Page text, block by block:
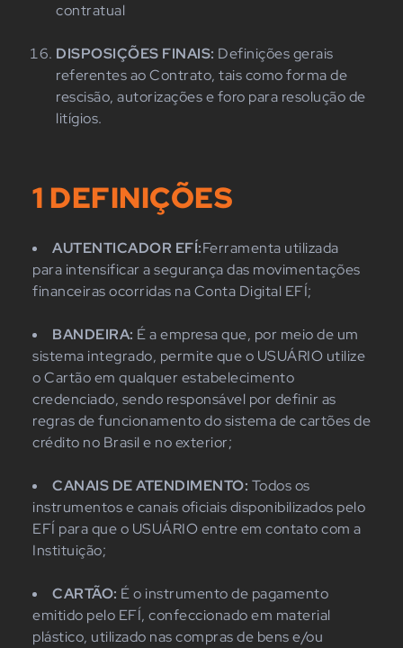
contratual
DISPOSIÇÕES FINAIS: Definições gerais
referentes ao Contrato, tais como forma de
rescisão, autorizações e foro para resolução de
litígios.
1 DEFINIÇÕES
AUTENTICADOR EFÍ:Ferramenta utilizada
para intensificar a segurança das movimentações
financeiras ocorridas na Conta Digital EFÍ;
BANDEIRA: É a empresa que, por meio de um
sistema integrado, permite que o USUÁRIO utilize
o Cartão em qualquer estabelecimento
credenciado, sendo responsável por definir as
regras de funcionamento do sistema de cartões de
crédito no Brasil e no exterior;
CANAIS DE ATENDIMENTO: Todos os
instrumentos e canais oficiais disponibilizados pelo
EFÍ para que o USUÁRIO entre em contato com a
Instituição;
CARTÃO: É o instrumento de pagamento
emitido pelo EFÍ, confeccionado em material
plástico, utilizado nas compras de bens e/ou